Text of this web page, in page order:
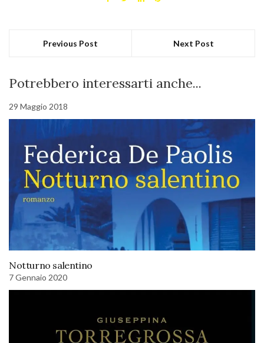
Previous Post Next Post
Potrebbero interessarti anche...
29 Maggio 2018
Notturno salentino
7 Gennaio 2020